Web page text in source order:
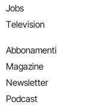
Jobs
Television
Abbonamenti
Magazine
Newsletter
Podcast